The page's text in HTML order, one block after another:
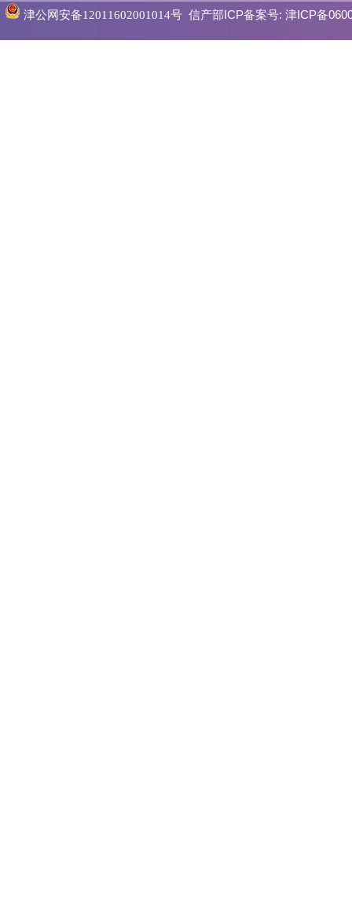
津公网安备12011602001014号信产部ICP备案号: 津ICP备